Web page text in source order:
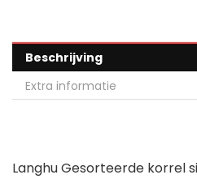
Beschrijving
Extra informatie
Langhu Gesorteerde korrel